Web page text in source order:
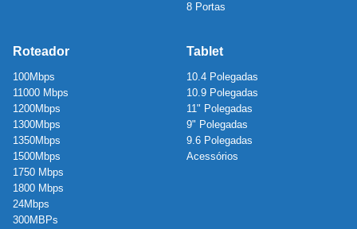
8 Portas
Roteador
100Mbps
11000 Mbps
1200Mbps
1300Mbps
1350Mbps
1500Mbps
1750 Mbps
1800 Mbps
24Mbps
300MBPs
Tablet
10.4 Polegadas
10.9 Polegadas
11" Polegadas
9" Polegadas
9.6 Polegadas
Acessórios